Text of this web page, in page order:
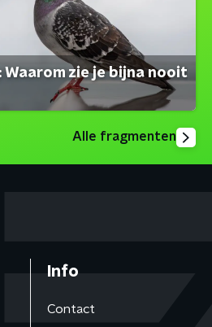
Waarom zie je bijna nooit
Alle fragmenten
Info
Contact